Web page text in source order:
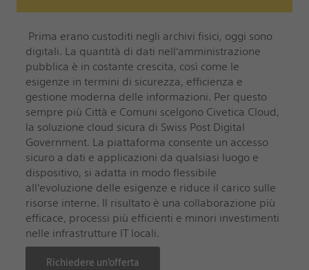
Prima erano custoditi negli archivi fisici, oggi sono
digitali. La quantità di dati nell’amministrazione
pubblica è in costante crescita, così come le
esigenze in termini di sicurezza, efficienza e
gestione moderna delle informazioni. Per questo
sempre più Città e Comuni scelgono Civetica Cloud
la soluzione cloud sicura di Swiss Post Digital
Government. La piattaforma consente un accesso
sicuro a dati e applicazioni da qualsiasi luogo e
dispositivo, si adatta in modo flessibile
all’evoluzione delle esigenze e riduce il carico sulle
risorse interne. Il risultato è una collaborazione più
efficace, processi più efficienti e minori investimenti
nelle infrastrutture IT locali.
Richiedere un’offerta